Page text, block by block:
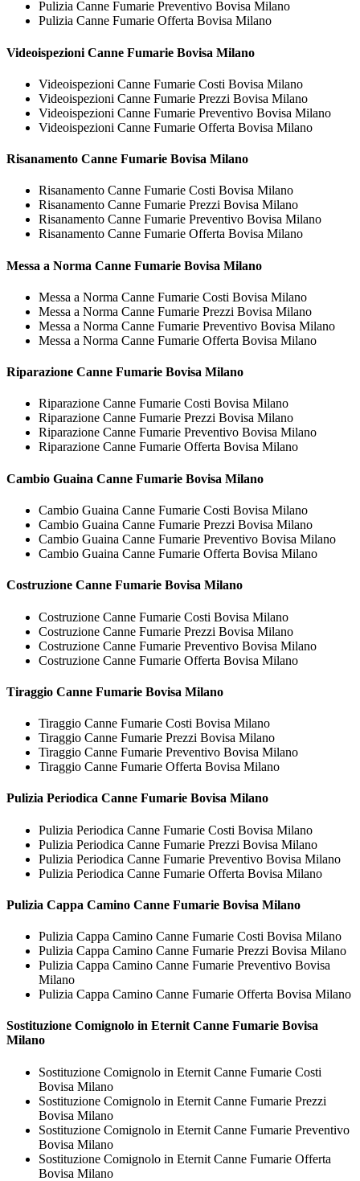
Pulizia Canne Fumarie Preventivo Bovisa Milano
Pulizia Canne Fumarie Offerta Bovisa Milano
Videoispezioni Canne Fumarie Bovisa Milano
Videoispezioni Canne Fumarie Costi Bovisa Milano
Videoispezioni Canne Fumarie Prezzi Bovisa Milano
Videoispezioni Canne Fumarie Preventivo Bovisa Milano
Videoispezioni Canne Fumarie Offerta Bovisa Milano
Risanamento Canne Fumarie Bovisa Milano
Risanamento Canne Fumarie Costi Bovisa Milano
Risanamento Canne Fumarie Prezzi Bovisa Milano
Risanamento Canne Fumarie Preventivo Bovisa Milano
Risanamento Canne Fumarie Offerta Bovisa Milano
Messa a Norma Canne Fumarie Bovisa Milano
Messa a Norma Canne Fumarie Costi Bovisa Milano
Messa a Norma Canne Fumarie Prezzi Bovisa Milano
Messa a Norma Canne Fumarie Preventivo Bovisa Milano
Messa a Norma Canne Fumarie Offerta Bovisa Milano
Riparazione Canne Fumarie Bovisa Milano
Riparazione Canne Fumarie Costi Bovisa Milano
Riparazione Canne Fumarie Prezzi Bovisa Milano
Riparazione Canne Fumarie Preventivo Bovisa Milano
Riparazione Canne Fumarie Offerta Bovisa Milano
Cambio Guaina Canne Fumarie Bovisa Milano
Cambio Guaina Canne Fumarie Costi Bovisa Milano
Cambio Guaina Canne Fumarie Prezzi Bovisa Milano
Cambio Guaina Canne Fumarie Preventivo Bovisa Milano
Cambio Guaina Canne Fumarie Offerta Bovisa Milano
Costruzione Canne Fumarie Bovisa Milano
Costruzione Canne Fumarie Costi Bovisa Milano
Costruzione Canne Fumarie Prezzi Bovisa Milano
Costruzione Canne Fumarie Preventivo Bovisa Milano
Costruzione Canne Fumarie Offerta Bovisa Milano
Tiraggio Canne Fumarie Bovisa Milano
Tiraggio Canne Fumarie Costi Bovisa Milano
Tiraggio Canne Fumarie Prezzi Bovisa Milano
Tiraggio Canne Fumarie Preventivo Bovisa Milano
Tiraggio Canne Fumarie Offerta Bovisa Milano
Pulizia Periodica Canne Fumarie Bovisa Milano
Pulizia Periodica Canne Fumarie Costi Bovisa Milano
Pulizia Periodica Canne Fumarie Prezzi Bovisa Milano
Pulizia Periodica Canne Fumarie Preventivo Bovisa Milano
Pulizia Periodica Canne Fumarie Offerta Bovisa Milano
Pulizia Cappa Camino Canne Fumarie Bovisa Milano
Pulizia Cappa Camino Canne Fumarie Costi Bovisa Milano
Pulizia Cappa Camino Canne Fumarie Prezzi Bovisa Milano
Pulizia Cappa Camino Canne Fumarie Preventivo Bovisa
Milano
Pulizia Cappa Camino Canne Fumarie Offerta Bovisa Milano
Sostituzione Comignolo in Eternit Canne Fumarie Bovisa
Milano
Sostituzione Comignolo in Eternit Canne Fumarie Costi
Bovisa Milano
Sostituzione Comignolo in Eternit Canne Fumarie Prezzi
Bovisa Milano
Sostituzione Comignolo in Eternit Canne Fumarie Preventivo
Bovisa Milano
Sostituzione Comignolo in Eternit Canne Fumarie Offerta
Bovisa Milano